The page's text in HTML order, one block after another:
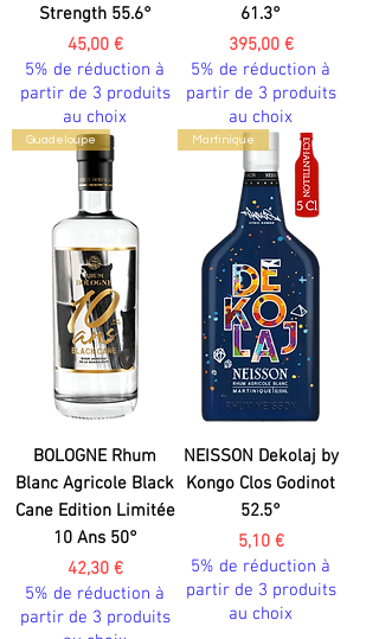
Strength 55.6°
Prix
45,00 €
5% de réduction à
partir de 3 produits
au choix
61.3°
Prix
395,00 €
5% de réduction à
partir de 3 produits
au choix
Guadeloupe
BOLOGNE Rhum
Blanc Agricole Black
Cane Edition Limitée
10 Ans 50°
Prix
42,30 €
5% de réduction à
partir de 3 produits
Martinique
NEISSON Dekolaj by
Kongo Clos Godinot
52.5°
Prix
5,10 €
5% de réduction à
partir de 3 produits
au choix